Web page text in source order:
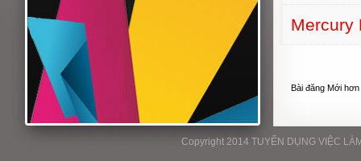
Mercury
Bài đăng Mới hơn
Copyright 2014 TUYỂN DỤNG VIỆC